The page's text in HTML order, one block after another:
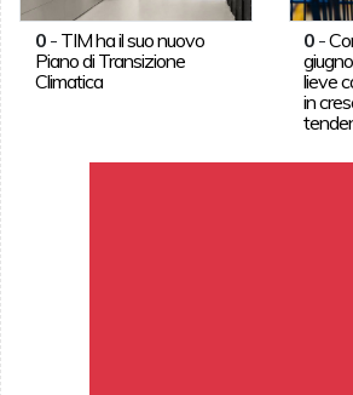
0- TIM ha il suo nuovo
Piano di Transizione
Climatica
0 -
lieve
in